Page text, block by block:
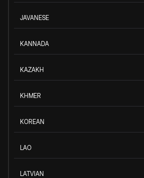
JAVANESE
KANNADA
KAZAKH
KHMER
KOREAN
LAO
LATVIAN